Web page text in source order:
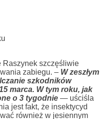
Raszynek szczęśliwie
zabiegu. – W zeszłym
szkodników
marca. W tym roku, jak
o 3 tygodnie — uściśla
jest fakt, że insektycyd
również w jesiennym